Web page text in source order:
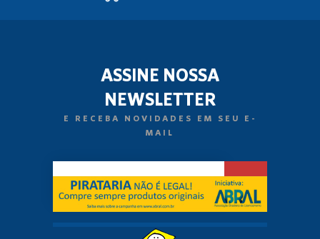
ASSINE NOSSA
NEWSLETTER
E RECEBA NOVIDADES EM SEU E-
MAIL